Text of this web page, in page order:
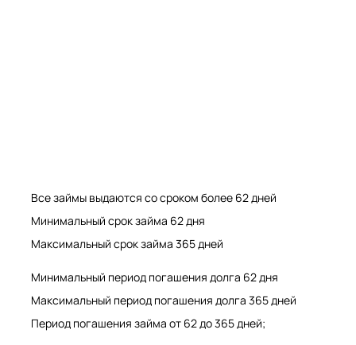
Все займы выдаются со сроком более 62 дней
Минимальный срок займа 62 дня
Максимальный срок займа 365 дней
Минимальный период погашения долга 62 дня
Максимальный период погашения долга 365 дней
Период погашения займа от 62 до 365 дней;